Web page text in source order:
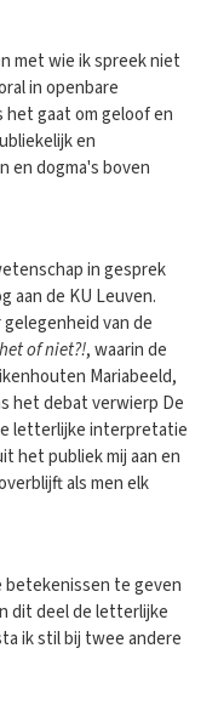
met wie ik spreek niet
in openbare
het gaat om geloof en
en
en dogma's boven
in gesprek
aan de KU Leuven.
van de
of niet?!, waarin de
Mariabeeld,
het debat verwierp De
letterlijke interpretatie
het publiek mij aan en
als men elk
te geven
dit deel de letterlijke
ik stil bij twee andere